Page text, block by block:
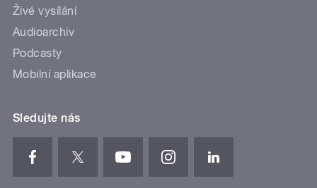
Živé vysílání
Audioarchiv
Podcasty
Mobilní aplikace
Sledujte nás